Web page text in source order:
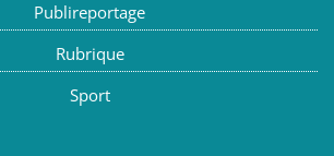
Publireportage
Rubrique
Sport